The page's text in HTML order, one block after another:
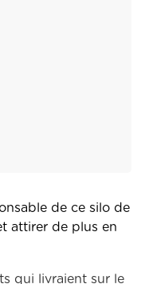
de ce silo de
attirer de plus en
qui livraient sur le